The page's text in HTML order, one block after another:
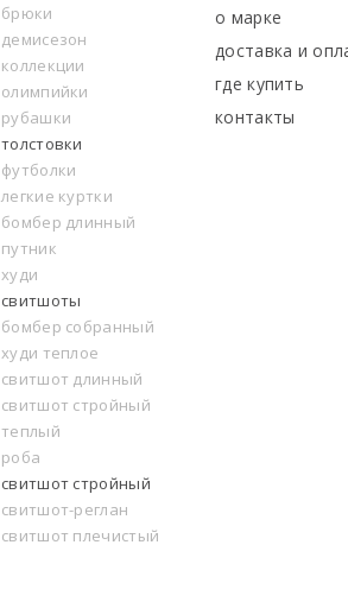
брюки
демисезон
коллекции
олимпийки
рубашки
толстовки
футболки
легкие куртки
бомбер длинный
путник
худи
свитшоты
бомбер собранный
худи теплое
свитшот длинный
свитшот стройный
теплый
роба
свитшот стройный
свитшот-реглан
свитшот плечистый
о марке
доставка и
где купить
контакты